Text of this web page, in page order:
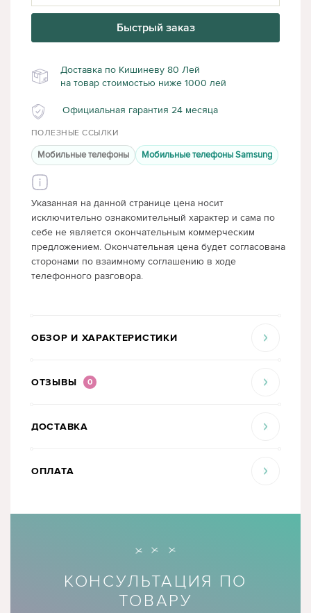
Быстрый заказ
Доставка по Кишиневу 80 Лей
на товар стоимостью ниже 1000 лей
Официальная гарантия 24 месяца
ПОЛЕЗНЫЕ ССЫЛКИ
Мобильные телефоны Мобильные телефоны Samsung
Указанная на данной странице цена носит
исключительно ознакомительный характер и сама по
себе не является окончательным коммерческим
предложением. Окончательная цена будет согласована
сторонами по взаимному соглашению в ходе
телефонного разговора.
ОБЗОР И ХАРАКТЕРИСТИКИ
ОТЗЫВЫ 0
ДОСТАВКА
ОПЛАТА
КОНСУЛЬТАЦИЯ ПО
ТОВАРУ